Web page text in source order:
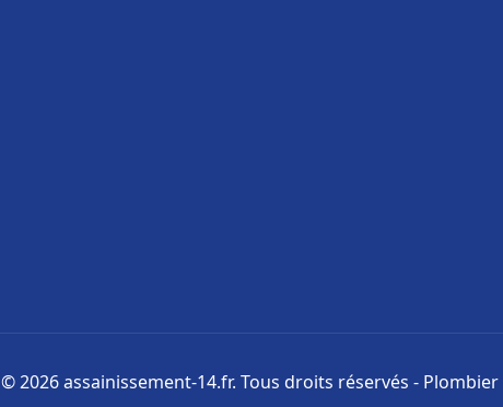
© 2026 assainissement-14.fr. Tous droits réservés -